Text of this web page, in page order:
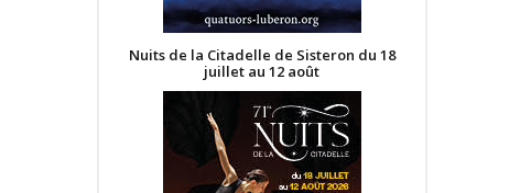
Nuits de la Citadelle de Sisteron du 18
juillet au 12 août